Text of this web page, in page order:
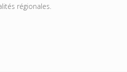
régionales.